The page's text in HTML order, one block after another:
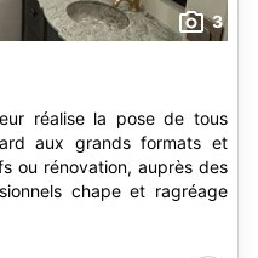
3
réalise la pose de tous
aux grands formats et
ou rénovation, auprès des
chape et ragréage